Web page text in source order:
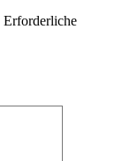
Erforderliche